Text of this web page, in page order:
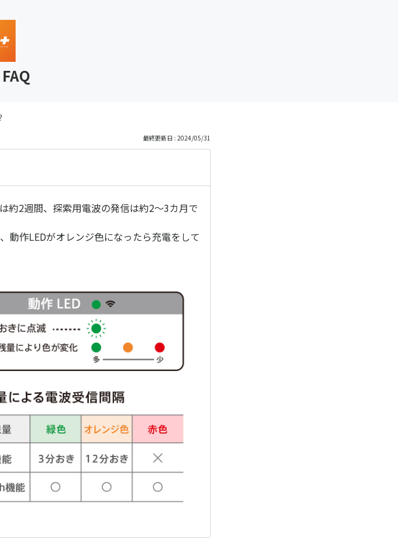
最終更新日 : 2024/05/31
約2週間、探索用電波の発信は約2～3カ月で
動作LEDがオレンジ色になったら充電をして